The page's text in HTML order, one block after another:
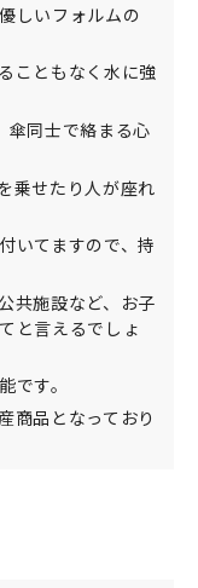
しいフォルムの
こともなく水に強
傘同士で絡まる心
乗せたり人が座れ
いてますので、持
共施設など、お子
と言えるでしょ
です。
商品となっており